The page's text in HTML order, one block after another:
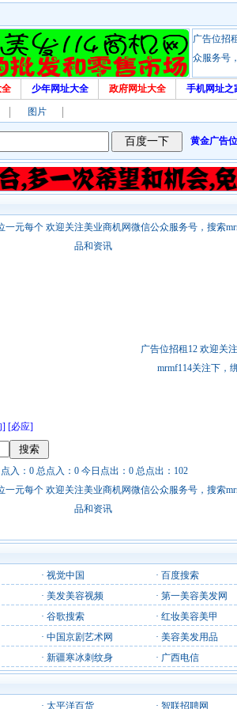
广告位招
众服务号
少年网址大全 政府网址大全 手机网址之
图片
黄金广告位
元每个 欢迎关注美业商机网微信公众服务号，搜索
品和资讯
广告位招租12 欢迎关
mrmf114关注下，
] [必应]
入：0 总点入：0 今日点出：0 总点出：102
元每个 欢迎关注美业商机网微信公众服务号，搜索
品和资讯
· 视觉中国 · 百度搜索
· 美发美容视频 · 第一美容美发网
· 谷歌搜索 · 红妆美容美甲
· 中国京剧艺术网 · 美容美发用品
· 新疆寒冰刺纹身 · 广西电信
· 太平洋百货 · 智联招聘网